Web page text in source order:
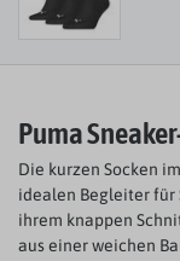
Puma
Die kurzen Socken
idealen Begleiter für
ihrem knappen
aus einer weichen